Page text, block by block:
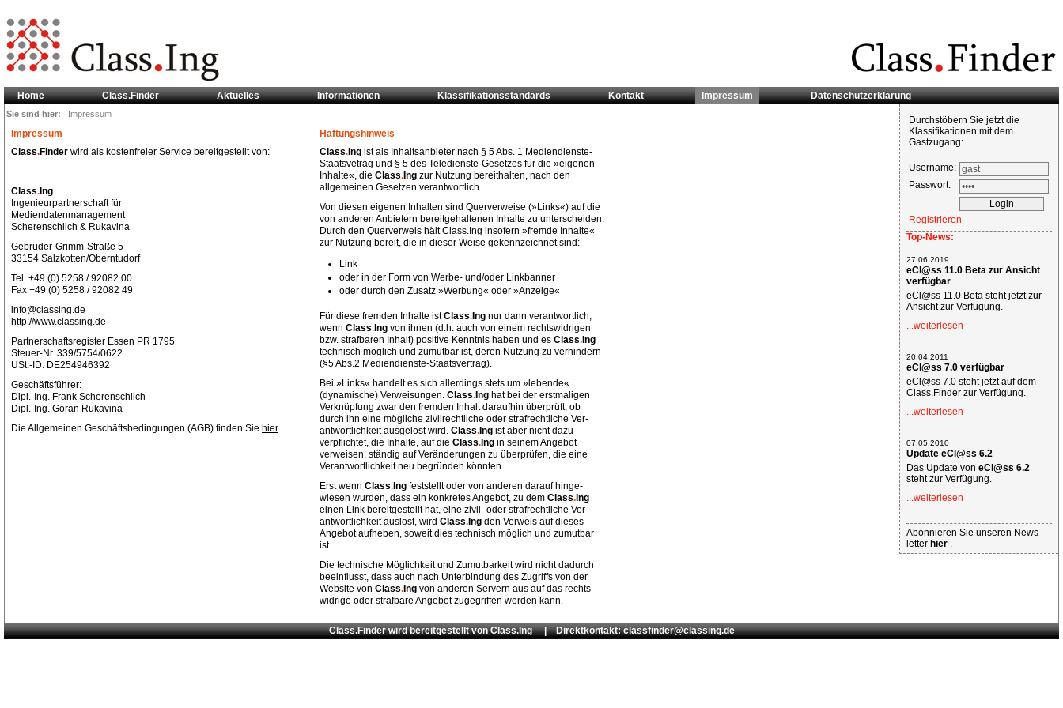
Sie sind hier: Impressum
Home Class.Finder Aktuelles Informationen Klassifikationsstandards Kontakt Impressum Datenschutzerklärung
Impressum
Class.Finder wird als kostenfreier Service bereitgestellt von:
Class. Ing
Ingenieurpartnerschaft für
Mediendatenmanagement
Scherenschlich & Rukavina
Gebrüder-Grimm-Straße 5
33154 Salzkotten/Oberntudorf
Tel. +49 (0) 5258 / 92082 00
Fax +49 (0) 5258 / 92082 49
info@classing.de
http://www.classing.de
Partnerschaftsregister Essen PR 1795
Steuer-Nr. 339/5754/0622
USt.-ID: DE254946392
Geschäftsführer:
Dipl.-Ing. Frank Scherenschlich
Dipl.-Ing. Goran Rukavina
Die Allgemeinen Geschäftsbedingungen (AGB) finden Sie hier.
Haftungshinweis
Class. Ing ist als Inhaltsanbieter nach § 5 Abs. 1 Mediendienste-
Staatsvetrag und § 5 des Teledienste-Gesetzes für die »eigenen
Inhalte«, die Class. Ing zur Nutzung bereithalten, nach den
allgemeinen Gesetzen verantwortlich.
Von diesen eigenen Inhalten sind Querverweise (»Links«) auf die
von anderen Anbietern bereitgehaltenen Inhalte zu unterscheiden.
Durch den Querverweis hält Class.Ing insofern »fremde Inhalte«
zur Nutzung bereit, die in dieser Weise gekennzeichnet sind:
Link
oder in der Form von Werbe- und/oder Linkbanner
oder durch den Zusatz »Werbung« oder »Anzeige«
Für diese fremden Inhalte istClass. Ing nur dann verantwortlich,
wenn Class. Ing von ihnen (d.h. auch von einem rechtswidrigen
bzw. strafbaren Inhalt) positive Kenntnis haben und es Class. Ing
technisch möglich und zumutbar ist, deren Nutzung zu verhindern
(§5 Abs.2 Mediendienste-Staatsvertrag).
Bei »Links« handelt es sich allerdings stets um »lebende«
(dynamische) Verweisungen. Class. Ing hat bei der erstmaligen
Verknüpfung zwar den fremden Inhalt daraufhin überprüft, ob
durch ihn eine mögliche zivilrechtliche oder strafrechtliche Ver-
antwortlichkeit ausgelöst wird. Class. Ing ist aber nicht dazu
verpflichtet, die Inhalte, auf die Class. Ing in seinem Angebot
verweisen, ständig auf Veränderungen zu überprüfen, die eine
Verantwortlichkeit neu begründen könnten.
Erst wenn Class. Ing feststellt oder von anderen darauf hinge-
wiesen wurden, dass ein konkretes Angebot, zu dem Class. Ing
einen Link bereitgestellt hat, eine zivil- oder strafrechtliche Ver-
antwortlichkeit auslöst, wird Class. Ing den Verweis auf dieses
Angebot aufheben, soweit dies technisch möglich und zumutbar
ist.
Die technische Möglichkeit und Zumutbarkeit wird nicht dadurch
beeinflusst, dass auch nach Unterbindung des Zugriffs von der
Website von Class. Ing von anderen Servern aus auf das rechts-
widrige oder strafbare Angebot zugegriffen werden kann.
Durchstöbern Sie jetzt die
Klassifikationen mit dem
Gastzugang:
Username:
Passwort:
Registrieren
Top-News:
27.06.2019
eCl@ss 11.0 Beta zur Ansicht
verfügbar
eCl@ss 11.0 Beta steht jetzt zur
Ansicht zur Verfügung.
...weiterlesen
20.04.2011
eCl@ss 7.0 verfügbar
eCl@ss 7.0 steht jetzt auf dem
Class.Finder zur Verfügung.
...weiterlesen
07.05.2010
Update eCl@ss 6.2
Das Update von eCl@ss 6.2
steht zur Verfügung.
...weiterlesen
Abonnieren Sie unseren News-
letter hier .
Class.Finder wird bereitgestellt vonClass.Ing| Direktkontakt: classfinder@classing.de